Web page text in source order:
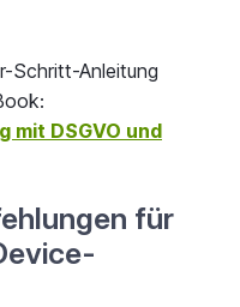
Schritt-Anleitung
mit DSGVO und
für